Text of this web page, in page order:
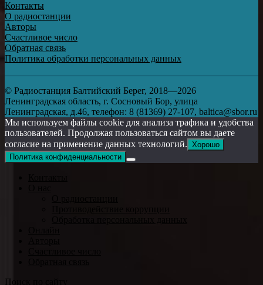
Контакты
О радиостанции
Авторы
Счастливое число
Обратная связь
Политика обработки персональных данных
© Радиостанция Балтийский Берег, 2018—2026
Ленинградская область, г. Сосновый Бор, улица
Ленинградская, д.46, телефон: 8 (81369) 27-107, baltica@sbor.ru
Мы используем файлы cookie для анализа трафика и удобства
пользователей. Продолжая пользоваться сайтом вы даете
согласие на применение данных технологий. Хорошо
Политика конфиденциальности
Поиск по сайту